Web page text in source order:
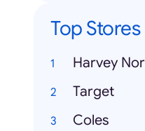
Top Stores
Harvey
Target
Coles